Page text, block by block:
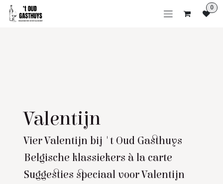
Overslaan naar inhoud 0
Valentijn
Vier Valentijn bij 't Oud Gasthuys
Belgische klassiekers à la carte
Suggesties speciaal voor Valentijn